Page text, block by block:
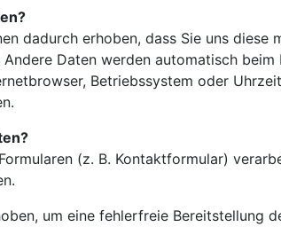
dadurch erhoben, dass Sie uns
Daten werden automatisch
Betriebssystem oder
(z. B. Kontaktformular)
um eine fehlerfreie Bereitstellung